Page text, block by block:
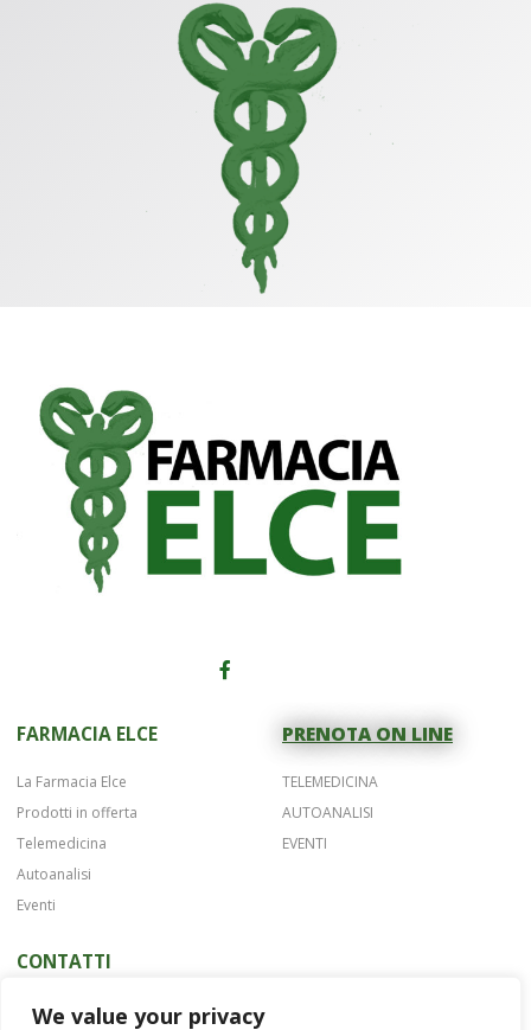
We value your privacy
FARMACIA ELCE
La Farmacia Elce
Prodotti in offerta
Telemedicina
Autoanalisi
Eventi
PRENOTA ON LINE
TELEMEDICINA
AUTOANALISI
EVENTI
CONTATTI
Telefono 075 42622